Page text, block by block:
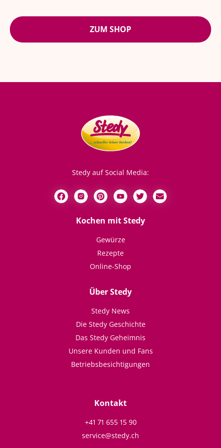
ZUM SHOP
Stedy auf Social Media:
Kochen mit Stedy
Gewürze
Rezepte
Online-Shop
Über Stedy
Stedy News
Die Stedy Geschichte
Das Stedy Geheimnis
Unsere Kunden und Fans
Betriebsbesichtigungen
Kontakt
+41 71 655 15 90
service@stedy.ch